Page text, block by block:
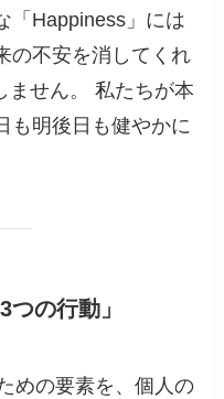
「Happiness」には
の不安を消してくれ
ません。 私たちが本
も明後日も健やかに
の行動」
めの要素を、個人の